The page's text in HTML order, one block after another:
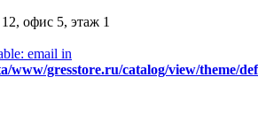
офис 5, этаж 1
email in
www/gresstore.ru/catalog/view/theme/